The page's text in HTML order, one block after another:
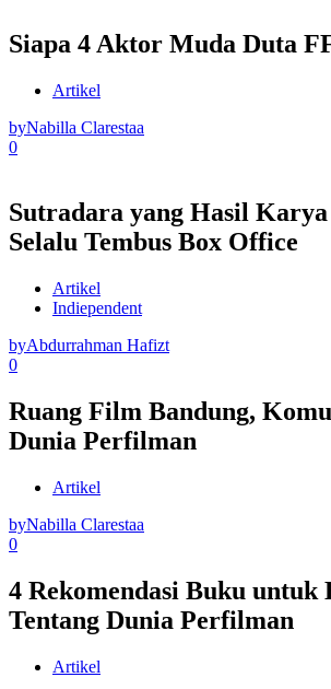
Siapa 4 Aktor Muda Duta
Artikel
byNabilla Clarestaa
0
Sutradara yang Hasil
Selalu Tembus Box Office
Artikel
Indiependent
byAbdurrahman Hafizt
0
Ruang Film Bandung,
Dunia Perfilman
Artikel
byNabilla Clarestaa
0
4 Rekomendasi Buku untuk
Tentang Dunia Perfilman
Artikel